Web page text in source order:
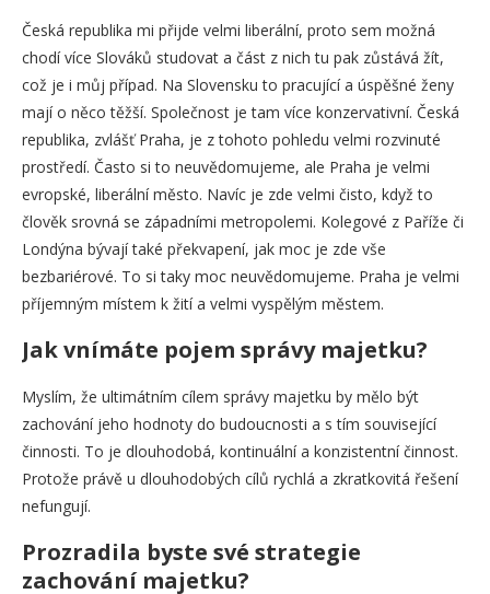
Česká republika mi přijde velmi liberální, proto sem možná
chodí více Slováků studovat a část z nich tu pak zůstává žít,
což je i můj případ. Na Slovensku to pracující a úspěšné ženy
mají o něco těžší. Společnost je tam více konzervativní. Česká
republika, zvlášť Praha, je z tohoto pohledu velmi rozvinuté
prostředí. Často si to neuvědomujeme, ale Praha je velmi
evropské, liberální město. Navíc je zde velmi čisto, když to
člověk srovná se západními metropolemi. Kolegové z Paříže či
Londýna bývají také překvapení, jak moc je zde vše
bezbariérové. To si taky moc neuvědomujeme. Praha je velmi
příjemným místem k žití a velmi vyspělým městem.
Jak vnímáte pojem správy majetku?
Myslím, že ultimátním cílem správy majetku by mělo být
zachování jeho hodnoty do budoucnosti a s tím související
činnosti. To je dlouhodobá, kontinuální a konzistentní činnost.
Protože právě u dlouhodobých cílů rychlá a zkratkovitá řešení
nefungují.
Prozradila byste své strategie
zachování majetku?